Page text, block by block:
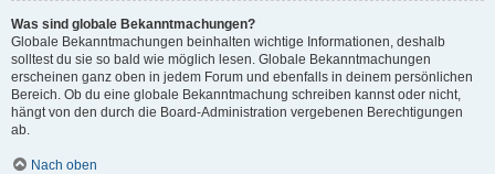
Was sind globale Bekanntmachungen?
Globale Bekanntmachungen beinhalten wichtige Informationen, deshalb
solltest du sie so bald wie möglich lesen. Globale Bekanntmachungen
erscheinen ganz oben in jedem Forum und ebenfalls in deinem persönlichen
Bereich. Ob du eine globale Bekanntmachung schreiben kannst oder nicht,
hängt von den durch die Board-Administration vergebenen Berechtigungen
ab.
Nach oben